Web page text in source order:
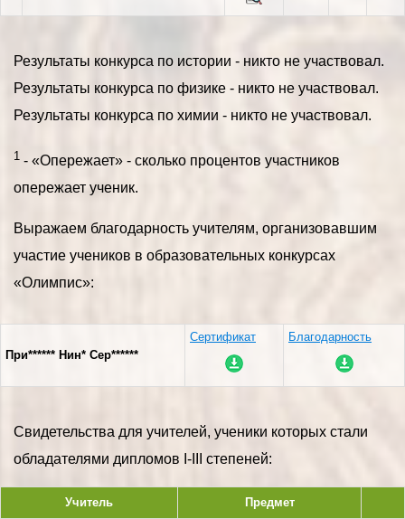
Результаты конкурса по истории - никто не участвовал.
Результаты конкурса по физике - никто не участвовал.
Результаты конкурса по химии - никто не участвовал.
1 - «Опережает» - сколько процентов участников
опережает ученик.
Выражаем благодарность учителям, организовавшим
участие учеников в образовательных конкурсах
«Олимпис»:
При****** Нин* Сер******
Сертификат Благодарность
Свидетельства для учителей, ученики которых стали
обладателями дипломов I-III степеней:
Учитель Предмет